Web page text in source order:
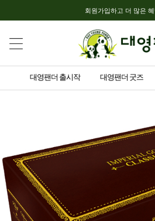
회원가입하고 더 많은
대영팬더 출시작 대영팬더 굿즈